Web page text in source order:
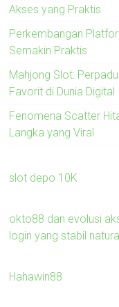
Akses yang Praktis
Perkembangan
Semakin Praktis
Mahjong Slot:
Favorit di Dunia Digital
Fenomena Scatter
Langka yang Viral
slot depo 10K
okto88 dan evolusi
login yang stabil
Hahawin88